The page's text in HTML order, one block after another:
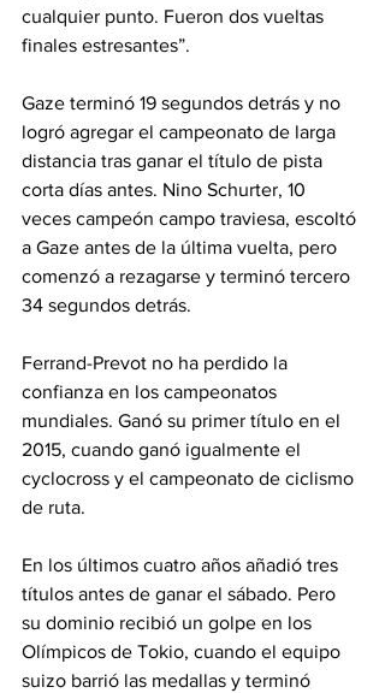
cualquier punto. Fueron dos vueltas
finales estresantes”.
Gaze terminó 19 segundos detrás y no
logró agregar el campeonato de larga
distancia tras ganar el título de pista
corta días antes. Nino Schurter, 10
veces campeón campo traviesa, escoltó
a Gaze antes de la última vuelta, pero
comenzó a rezagarse y terminó tercero
34 segundos detrás.
Ferrand-Prevot no ha perdido la
confianza en los campeonatos
mundiales. Ganó su primer título en el
2015, cuando ganó igualmente el
cyclocross y el campeonato de ciclismo
de ruta.
En los últimos cuatro años añadió tres
títulos antes de ganar el sábado. Pero
su dominio recibió un golpe en los
Olímpicos de Tokio, cuando el equipo
suizo barrió las medallas y terminó